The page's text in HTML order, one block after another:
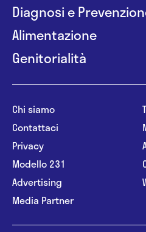
Diagnosi e
Alimentazione
Genitorialità
Chi siamo
Contattaci
Privacy
Modello 231
Advertising
Media Partner